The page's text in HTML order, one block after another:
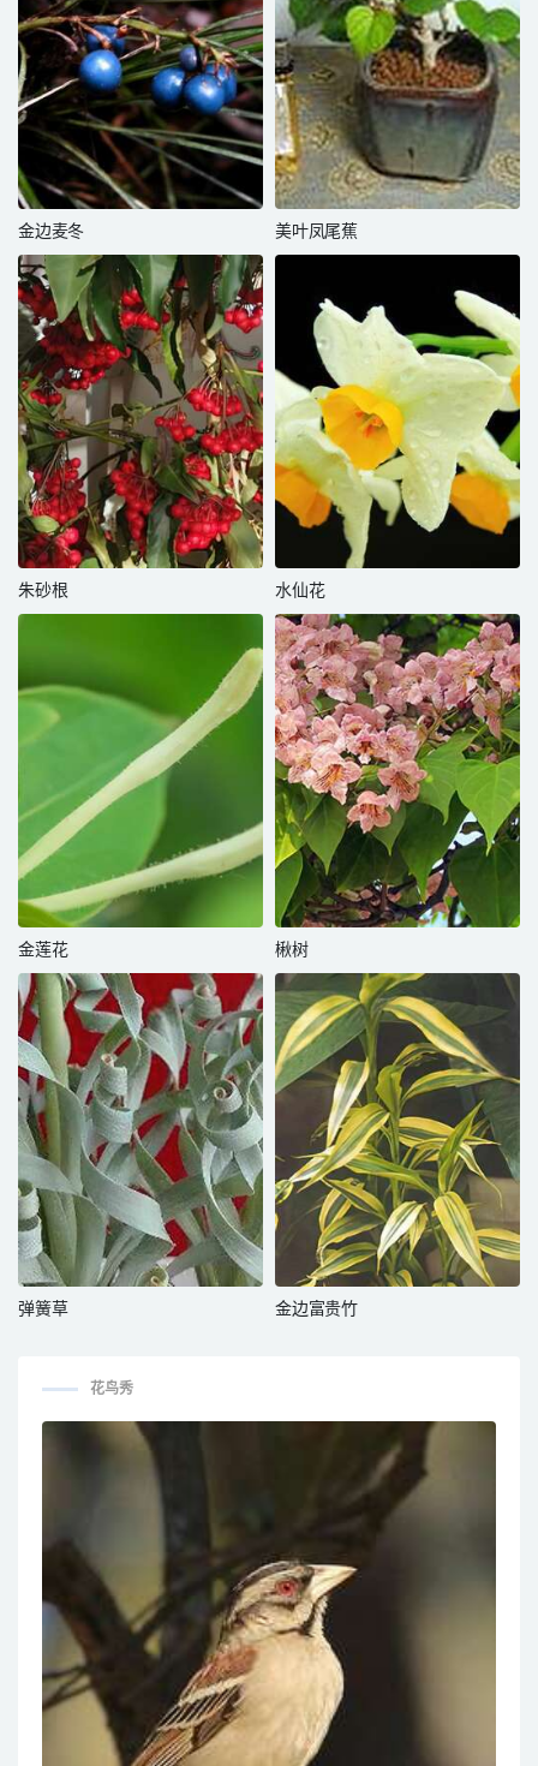
金边麦冬 美叶凤尾蕉
朱砂根 水仙花
金莲花 楸树
弹簧草 金边富贵竹
花鸟秀